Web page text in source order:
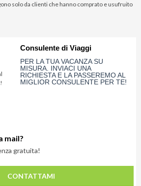
solo da clienti che hanno comprato e usufruito
Consulente di Viaggi
PER LA TUA VACANZA SU
MISURA. INVIACI UNA
RICHIESTA E LA PASSEREMO AL
MIGLIOR CONSULENTE PER TE!
mail?
gratuita!
CONTATTAMI